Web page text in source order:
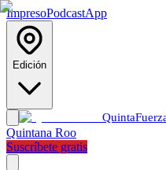
ImpresoPodcastApp
Edición
Quinta
Quintana Roo
Suscríbete gratis